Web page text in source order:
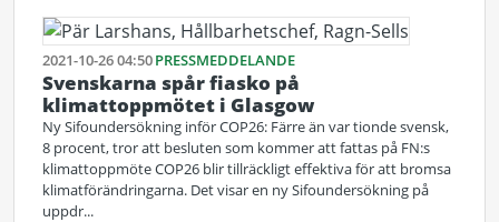
2021-10-26 04:50PRESSMEDDELANDE
Svenskarna spår fiasko på
klimattoppmötet i Glasgow
Ny Sifoundersökning inför COP26: Färre än var tionde svensk,
8 procent, tror att besluten som kommer att fattas på FN:s
klimattoppmöte COP26 blir tillräckligt effektiva för att bromsa
klimatförändringarna. Det visar en ny Sifoundersökning på
uppdr...